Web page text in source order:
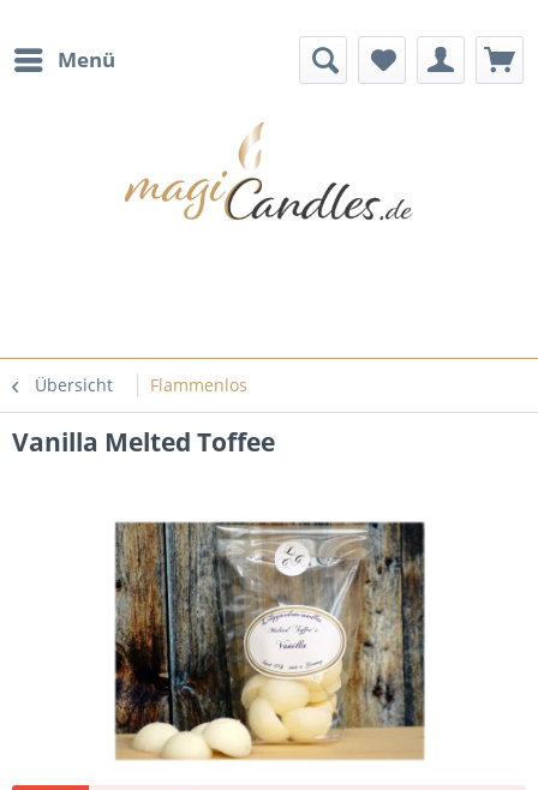
Menü
Übersicht Flammenlos
Vanilla Melted Toffee